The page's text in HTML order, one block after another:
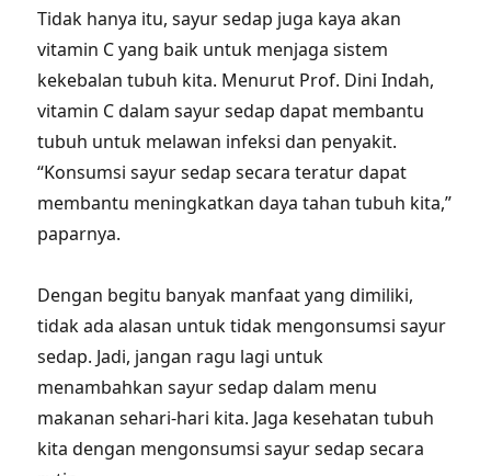
Tidak hanya itu, sayur sedap juga kaya akan
vitamin C yang baik untuk menjaga sistem
kekebalan tubuh kita. Menurut Prof. Dini Indah,
vitamin C dalam sayur sedap dapat membantu
tubuh untuk melawan infeksi dan penyakit.
“Konsumsi sayur sedap secara teratur dapat
membantu meningkatkan daya tahan tubuh kita,”
paparnya.
Dengan begitu banyak manfaat yang dimiliki,
tidak ada alasan untuk tidak mengonsumsi sayur
sedap. Jadi, jangan ragu lagi untuk
menambahkan sayur sedap dalam menu
makanan sehari-hari kita. Jaga kesehatan tubuh
kita dengan mengonsumsi sayur sedap secara